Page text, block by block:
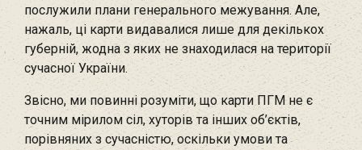
послужили плани генерального межування. Але,
нажаль, ці карти видавалися лише для декількох
губерній, жодна з яких не знаходилася на території
сучасної України.
Звісно, ми повинні розуміти, що карти ПГМ не є
точним мірилом сіл, хуторів та інших об’єктів,
порівняних з сучасністю, оскільки умови та